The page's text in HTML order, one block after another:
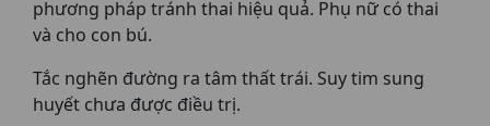
phương pháp tránh thai hiệu quả. Phụ nữ có thai
và cho con bú.
Tắc nghẽn đường ra tâm thất trái. Suy tim sung
huyết chưa được điều trị.